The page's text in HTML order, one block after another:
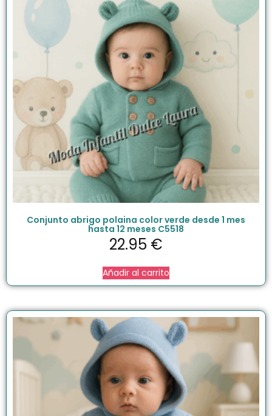
Conjunto abrigo polaina color verde desde 1 mes
hasta 12 meses C5518
22.95 €
Añadir al carrito